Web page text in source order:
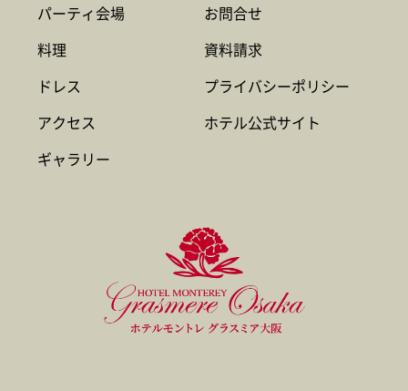
パーティ会場
料理
ドレス
アクセス
ギャラリー
お問合せ
資料請求
プライバシーポリシー
ホテル公式サイト